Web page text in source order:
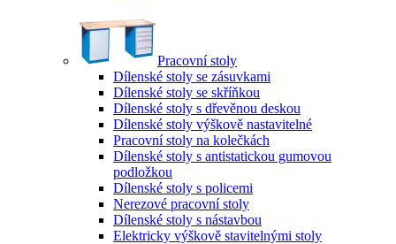
Pracovní stoly
Dílenské stoly se zásuvkami
Dílenské stoly se skříňkou
Dílenské stoly s dřevěnou deskou
Dílenské stoly výškově nastavitelné
Pracovní stoly na kolečkách
Dílenské stoly s antistatickou gumovou
podložkou
Dílenské stoly s policemi
Nerezové pracovní stoly
Dílenské stoly s nástavbou
Elektricky výškově stavitelnými stoly